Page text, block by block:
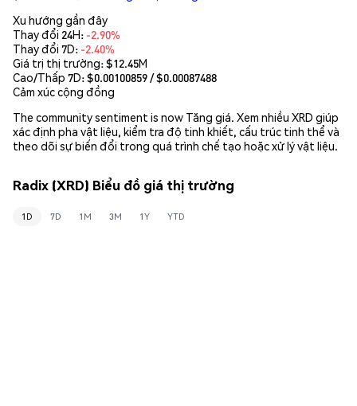
Xu hướng gần đây
Thay đổi 24H: -2.90%
Thay đổi 7D: -2.40%
Giá trị thị trường:$12.45M
Cao/Thấp 7D: $0.00100859/ $0.00087488
Cảm xúc cộng đồng
The community sentiment is now Tăng giá. Xem nhiều XRD giúp
xác định pha vật liệu, kiểm tra độ tinh khiết, cấu trúc tinh thể và
theo dõi sự biến đổi trong quá trình chế tạo hoặc xử lý vật liệu.
Radix (XRD) Biểu đồ giá thị trường
1D 7D 1M 3M 1Y YTD